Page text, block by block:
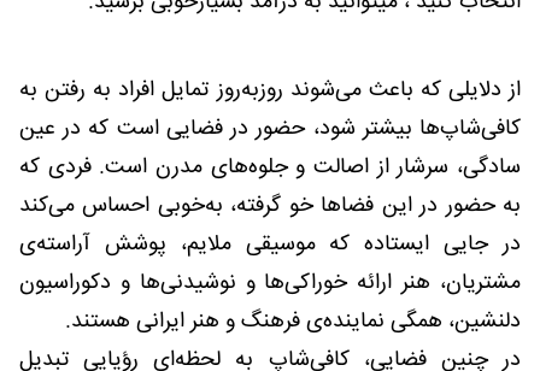
از دلایلی که باعث می‌شوند روزبه‌روز تمایل افراد به رفتن به
کافی‌شاپ‌ها بیشتر شود، حضور در فضایی است که در عین
سادگی، سرشار از اصالت و جلوه‌های مدرن است. فردی که
به حضور در این فضاها خو گرفته، به‌خوبی احساس می‌کند
در جایی ایستاده که موسیقی ملایم، پوشش آراسته‌ی
مشتریان، هنر ارائه خوراکی‌ها و نوشیدنی‌ها و دکوراسیون
دلنشین، همگی نماینده‌ی فرهنگ و هنر ایرانی هستند.
در چنین فضایی، کافی‌شاپ به لحظه‌ای رؤیایی تبدیل